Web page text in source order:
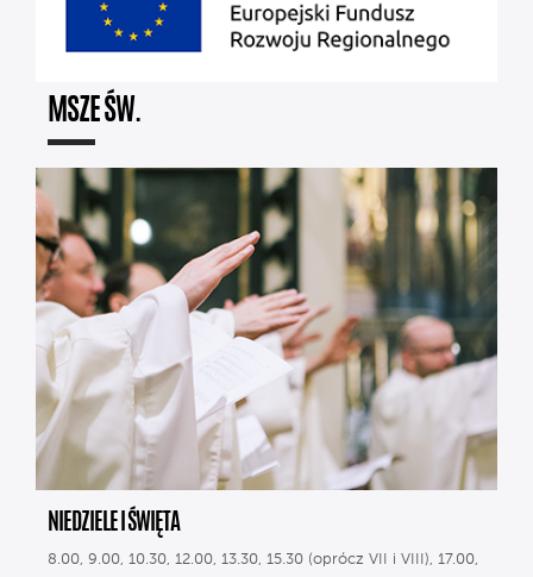
MSZE ŚW.
NIEDZIELE I ŚWIĘTA
8.00, 9.00, 10.30, 12.00, 13.30, 15.30 (oprócz VII i VIII), 17.00,